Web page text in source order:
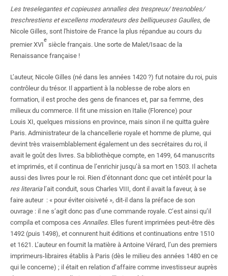
Suggestion d'achat et traitement accéléré d'un
ouvrage
Formation et appui à la recherche
Réserves de cours
Préparer l'agrégation
Signaler un ouvrage introuvable
Scanner en libre-service
Nous soutenir
Les treselegantes et copieuses annalles des trespreux/ tresnobles/
treschrestiens et excellens moderateurs des belliqueuses Gaulles, de
Nicole Gilles, sont l'histoire de France la plus répandue au cours du
premier XVI
e
siècle français. Une sorte de Malet/Isaac de la
Renaissance française !
L’auteur, Nicole Gilles (né dans les années 1420 ?) fut notaire du roi, puis
contrôleur du trésor. Il appartient à la noblesse de robe alors en
formation, il est proche des gens de finances et, par sa femme, des
milieux du commerce. Il fit une mission en Italie (Florence) pour
Louis XI, quelques missions en province, mais sinon il ne quitta guère
Paris. Administrateur de la chancellerie royale et homme de plume, qui
devint très vraisemblablement également un des secrétaires du roi, il
avait le goût des livres. Sa bibliothèque compte, en 1499, 64 manuscrits
et imprimés, et il continua de l’enrichir jusqu’à sa mort en 1503. Il acheta
aussi des livres pour le roi. Rien d’étonnant donc que cet intérêt pour la
res literarial’ait conduit, sous Charles VIII, dont il avait la faveur, à se
faire auteur : « pour éviter oisiveté », dit-il dans la préface de son
ouvrage : il ne s’agit donc pas d’une commande royale. C’est ainsi qu’il
compila et composa ces Annalles. Elles furent imprimées peut-être dès
1492 (puis 1498), et connurent huit éditions et continuations entre 1510
et 1621. L’auteur en fournit la matière à Antoine Vérard, l’un des premiers
imprimeurs-libraires établis à Paris (dès le milieu des années 1480 en ce
qui le concerne) ; il était en relation d’affaire comme investisseur auprès